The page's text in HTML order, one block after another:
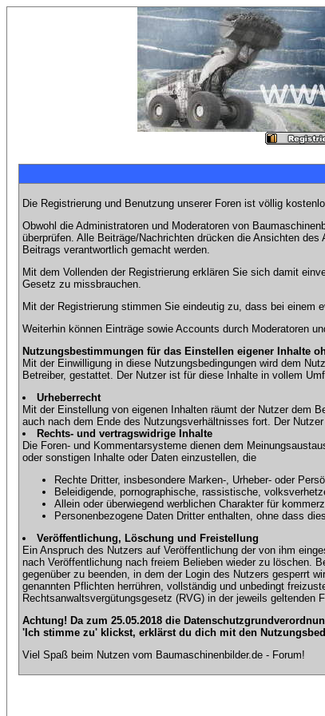
Die Registrierung und Benutzung unserer Foren ist völlig
Obwohl die Administratoren und Moderatoren von
überprüfen. Alle Beiträge/Nachrichten drücken die Ansichten
Beitrags verantwortlich gemacht werden.
Mit dem Vollenden der Registrierung erklären Sie sich damit
Gesetz zu missbrauchen.
Mit der Registrierung stimmen Sie eindeutig zu, dass bei einem
Weiterhin können Einträge sowie Accounts durch Moderatoren
Nutzungsbestimmungen für das Einstellen eigener Inhalte
Mit der Einwilligung in diese Nutzungsbedingungen wird dem
Betreiber, gestattet. Der Nutzer ist für diese Inhalte in vollem
Urheberrecht
Mit der Einstellung von eigenen Inhalten räumt der Nutzer dem
auch nach dem Ende des Nutzungsverhältnisses fort. Der
Rechts- und vertragswidrige Inhalte
Die Foren- und Kommentarsysteme dienen dem
oder sonstigen Inhalte oder Daten einzustellen, die
Rechte Dritter, insbesondere Marken-, Urheber- oder
Beleidigende, pornographische, rassistische,
Allein oder überwiegend werblichen Charakter für
Personenbezogene Daten Dritter enthalten, ohne dass
Veröffentlichung, Löschung und Freistellung
Ein Anspruch des Nutzers auf Veröffentlichung der von ihm
nach Veröffentlichung nach freiem Belieben wieder zu löschen.
gegenüber zu beenden, in dem der Login des Nutzers gesperrt
genannten Pflichten herrühren, vollständig und unbedingt
Rechtsanwaltsvergütungsgesetz (RVG) in der jeweils geltenden
Achtung! Da zum 25.05.2018 die
'Ich stimme zu' klickst, erklärst du dich mit den
Viel Spaß beim Nutzen vom Baumaschinenbilder.de - Forum!